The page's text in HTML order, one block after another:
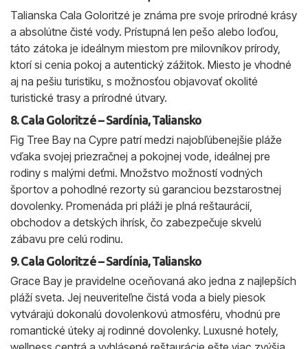
Talianska Cala Goloritzé je známa pre svoje prírodné krásy
a absolútne čisté vody. Prístupná len pešo alebo loďou,
táto zátoka je ideálnym miestom pre milovníkov prírody,
ktorí si cenia pokoj a autentický zážitok. Miesto je vhodné
aj na pešiu turistiku, s možnosťou objavovať okolité
turistické trasy a prírodné útvary.
8. Cala Goloritzé – Sardínia, Taliansko
Fig Tree Bay na Cypre patrí medzi najobľúbenejšie pláže
vďaka svojej priezračnej a pokojnej vode, ideálnej pre
rodiny s malými deťmi. Množstvo možností vodných
športov a pohodlné rezorty sú garanciou bezstarostnej
dovolenky. Promenáda pri pláži je plná reštaurácií,
obchodov a detských ihrísk, čo zabezpečuje skvelú
zábavu pre celú rodinu.
9. Cala Goloritzé – Sardínia, Taliansko
Grace Bay je pravidelne oceňovaná ako jedna z najlepších
pláží sveta. Jej neuveriteľne čistá voda a biely piesok
vytvárajú dokonalú dovolenkovú atmosféru, vhodnú pre
romantické úteky aj rodinné dovolenky. Luxusné hotely,